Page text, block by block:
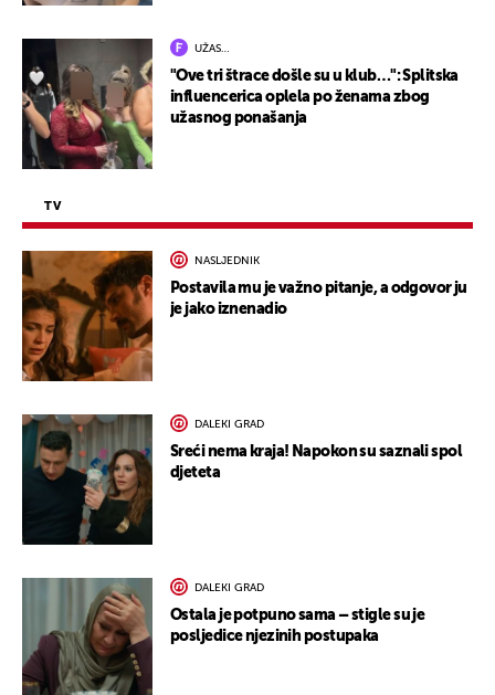
UŽAS…
"Ove tri štrace došle su u klub…": Splitska
influencerica oplela po ženama zbog
užasnog ponašanja
TV
NASLJEDNIK
Postavila mu je važno pitanje, a odgovor ju
je jako iznenadio
DALEKI GRAD
Sreći nema kraja! Napokon su saznali spol
djeteta
DALEKI GRAD
Ostala je potpuno sama – stigle su je
posljedice njezinih postupaka